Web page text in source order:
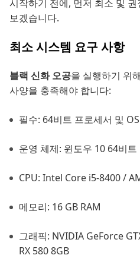
시작하기 전에, 먼저 최소 및
보겠습니다.
최소 시스템 요구 사항
블랙 신화 오공을 실행하기 위
사양을 충족해야 합니다:
필수: 64비트 프로세서 및 OS
운영 체제: 윈도우 10 64비
CPU: Intel Core i5-8400 /
메모리: 16 GB RAM
그래픽: NVIDIA GeForce
RX 580 8GB